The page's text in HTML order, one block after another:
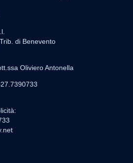
di Benevento
Oliviero Antonella